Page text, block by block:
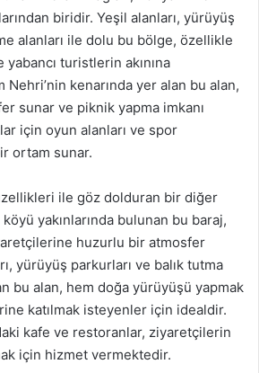
biridir. Yeşil alanları, yürüyüş
alanları ile dolu bu bölge, özellikle
turistlerin akınına
Nehri’nin kenarında yer alan bu alan,
sunar ve piknik yapma imkanı
için oyun alanları ve spor
ortam sunar.
ile göz dolduran bir diğer
yakınlarında bulunan bu baraj,
huzurlu bir atmosfer
yürüyüş parkurları ve balık tutma
bu alan, hem doğa yürüyüşü yapmak
katılmak isteyenler için idealdir.
kafe ve restoranlar, ziyaretçilerin
için hizmet vermektedir.